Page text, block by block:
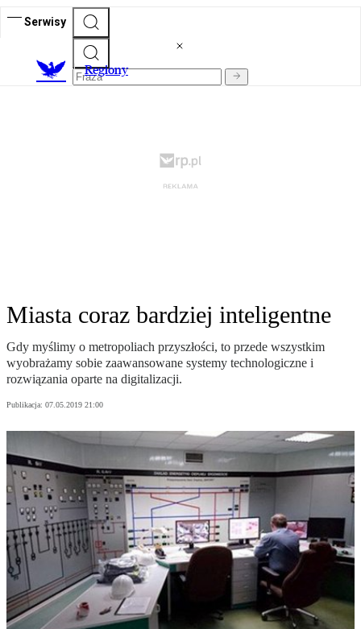
Serwisy
Regiony
Miasta coraz bardziej inteligentne
Gdy myślimy o metropoliach przyszłości, to przede wszystkim
wyobrażamy sobie zaawansowane systemy technologiczne i
rozwiązania oparte na digitalizacji.
Publikacja: 07.05.2019 21:00